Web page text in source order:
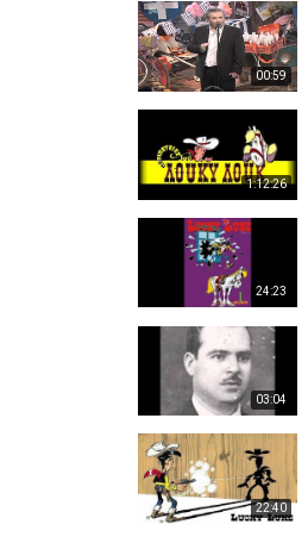
00:59
1:12:26
24:23
03:04
22:40